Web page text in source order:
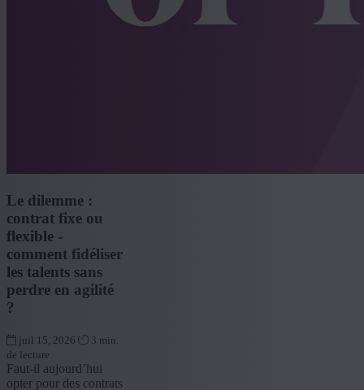
Le dilemme :
contrat fixe ou
flexible -
comment fidéliser
les talents sans
perdre en agilité
?
juil 15, 2026
3 min.
de lecture
Faut-il aujourd’hui
opter pour des contrats